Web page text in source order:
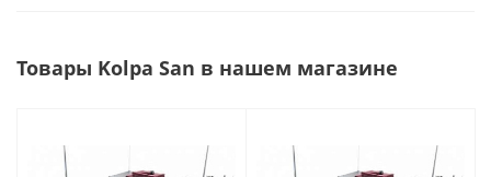
Товары Kolpa San в нашем магазине